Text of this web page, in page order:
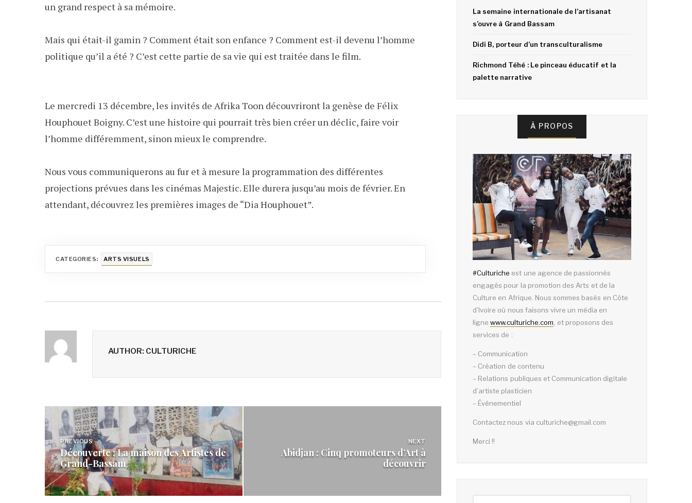
un grand respect à sa mémoire.
Mais qui était-il gamin ? Comment était son enfance ? Comment est-il devenu l’homme
politique qu’il a été ? C’est cette partie de sa vie qui est traitée dans le film.
Le mercredi 13 décembre, les invités de Afrika Toon découvriront la genèse de Félix
Houphouet Boigny. C’est une histoire qui pourrait très bien créer un déclic, faire voir
l’homme différemment, sinon mieux le comprendre.
Nous vous communiquerons au fur et à mesure la programmation des différentes
projections prévues dans les cinémas Majestic. Elle durera jusqu’au mois de février. En
attendant, découvrez les premières images de “Dia Houphouet”.
CATEGORIES: ARTS VISUELS
AUTHOR: CULTURICHE
Navigation
de
l’article
PREVIOUS
Découverte : La maison des Artistes de
Grand-Bassam
NEXT
Abidjan : Cinq promoteurs d’Art à
découvrir
La semaine internationale de l’artisanat
s’ouvre à Grand Bassam
Didi B, porteur d’un transculturalisme
Richmond Téhé : Le pinceau éducatif et la
palette narrative
À PROPOS
#Culturiche est une agence de passionnés
engagés pour la promotion des Arts et de la
Culture en Afrique. Nous sommes basés en Côte
d’Ivoire où nous faisons vivre un média en
lignewww.culturiche.com , et proposons des
services de :
– Communication
– Création de contenu
– Relations publiques et Communication digitale
d’artiste plasticien
– Événementiel
Contactez nous via culturiche@gmail.com
Merci !!